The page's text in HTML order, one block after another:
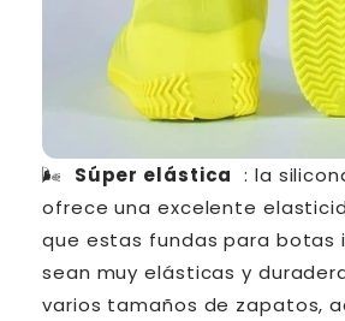
🌬️ Súper elástica : la
ofrece una excelente
que estas fundas para botas
sean muy elásticas y
varios tamaños de zapatos,